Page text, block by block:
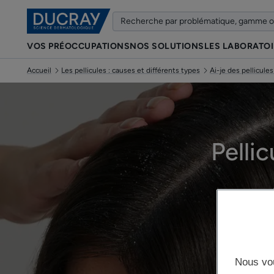
VOS PRÉOCCUPATIONSNOS SOLUTIONSLES
Accueil Les pellicules : causes et différents types Ai-je des
Nous